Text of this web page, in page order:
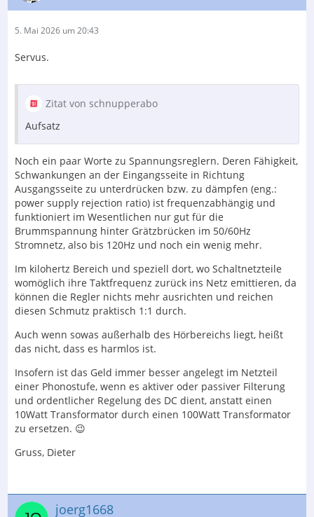
5. Mai 2026 um 20:43
Servus.
Zitat von schnupperabo
Aufsatz
Noch ein paar Worte zu Spannungsreglern. Deren Fähigkeit,
Schwankungen an der Eingangsseite in Richtung
Ausgangsseite zu unterdrücken bzw. zu dämpfen (eng.:
power supply rejection ratio) ist frequenzabhängig und
funktioniert im Wesentlichen nur gut für die
Brummspannung hinter Grätzbrücken im 50/60Hz
Stromnetz, also bis 120Hz und noch ein wenig mehr.
Im kilohertz Bereich und speziell dort, wo Schaltnetzteile
womöglich ihre Taktfrequenz zurück ins Netz emittieren, da
können die Regler nichts mehr ausrichten und reichen
diesen Schmutz praktisch 1:1 durch.
Auch wenn sowas außerhalb des Hörbereichs liegt, heißt
das nicht, dass es harmlos ist.
Insofern ist das Geld immer besser angelegt im Netzteil
einer Phonostufe, wenn es aktiver oder passiver Filterung
und ordentlicher Regelung des DC dient, anstatt einen
10Watt Transformator durch einen 100Watt Transformator
zu ersetzen. 😉
Gruss, Dieter
joerg1668